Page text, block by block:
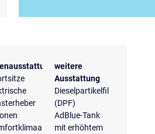
weitere
Ausstattung
Dieselpartikelfilter
(DPF)
AdBlue-Tank
mit erhöhtem